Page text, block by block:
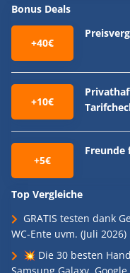
Bonus Deals
+40€
+10€
+5€
Freunde
Top Vergleiche
GRATIS testen dank
WC-Ente uvm. (Juli 2026)
💥 Die 30 besten
Samsung Galaxy,